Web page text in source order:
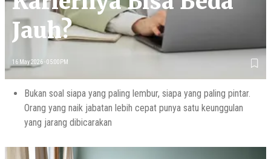
Jauh?
16 May 2026 - 05:00PM
Bukan soal siapa yang paling lembur, siapa yang paling pintar.
Orang yang naik jabatan lebih cepat punya satu keunggulan
yang jarang dibicarakan